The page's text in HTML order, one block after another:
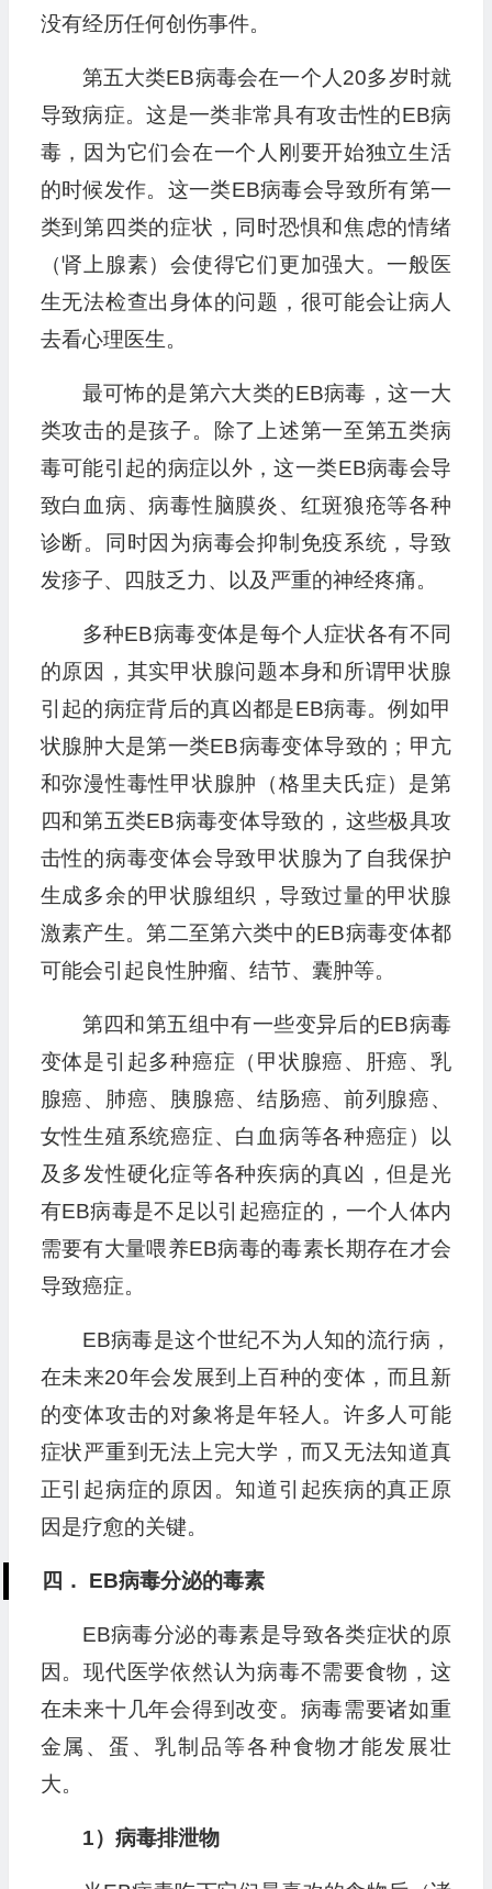
没有经历任何创伤事件。
第五大类EB病毒会在一个人20多岁时就
导致病症。这是一类非常具有攻击性的EB病
毒，因为它们会在一个人刚要开始独立生活
的时候发作。这一类EB病毒会导致所有第一
类到第四类的症状，同时恐惧和焦虑的情绪
（肾上腺素）会使得它们更加强大。一般医
生无法检查出身体的问题，很可能会让病人
去看心理医生。
最可怖的是第六大类的EB病毒，这一大
类攻击的是孩子。除了上述第一至第五类病
毒可能引起的病症以外，这一类EB病毒会导
致白血病、病毒性脑膜炎、红斑狼疮等各种
诊断。同时因为病毒会抑制免疫系统，导致
发疹子、四肢乏力、以及严重的神经疼痛。
多种EB病毒变体是每个人症状各有不同
的原因，其实甲状腺问题本身和所谓甲状腺
引起的病症背后的真凶都是EB病毒。例如甲
状腺肿大是第一类EB病毒变体导致的；甲亢
和弥漫性毒性甲状腺肿（格里夫氏症）是第
四和第五类EB病毒变体导致的，这些极具攻
击性的病毒变体会导致甲状腺为了自我保护
生成多余的甲状腺组织，导致过量的甲状腺
激素产生。第二至第六类中的EB病毒变体都
可能会引起良性肿瘤、结节、囊肿等。
第四和第五组中有一些变异后的EB病毒
变体是引起多种癌症（甲状腺癌、肝癌、乳
腺癌、肺癌、胰腺癌、结肠癌、前列腺癌、
女性生殖系统癌症、白血病等各种癌症）以
及多发性硬化症等各种疾病的真凶，但是光
有EB病毒是不足以引起癌症的，一个人体内
需要有大量喂养EB病毒的毒素长期存在才会
导致癌症。
EB病毒是这个世纪不为人知的流行病，
在未来20年会发展到上百种的变体，而且新
的变体攻击的对象将是年轻人。许多人可能
症状严重到无法上完大学，而又无法知道真
正引起病症的原因。知道引起疾病的真正原
因是疗愈的关键。
四． EB病毒分泌的毒素
EB病毒分泌的毒素是导致各类症状的原
因。现代医学依然认为病毒不需要食物，这
在未来十几年会得到改变。病毒需要诸如重
金属、蛋、乳制品等各种食物才能发展壮
大。
1）病毒排泄物